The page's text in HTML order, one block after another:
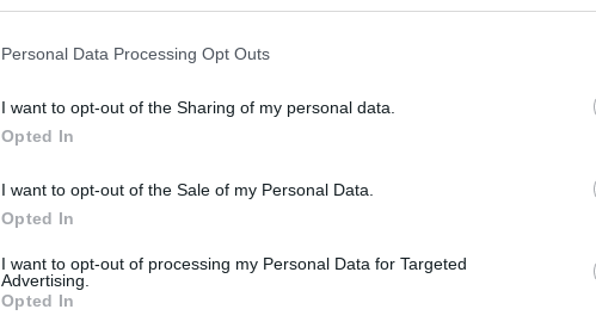
Personal Data Processing Opt Outs
I want to opt-out of the Sharing of my personal data.
Opted In
I want to opt-out of the Sale of my Personal Data.
Opted In
I want to opt-out of processing my Personal Data for Targeted
Advertising.
Opted In
presentate in anteprima da Pietro Labriola, Amministratore
dell’Italian Tech Week. Apripista del progetto sarà il Comune di
Caratterizzate da un design completamente rinnovato, le
applicazioni sensoristiche che consentiranno anche alle persone
alle informazioni e ai servizi digitali in modo personalizzato, semplice
Le nuove cabine rappresenteranno per i cittadini una vera e
di ricarica degli smartphone, di pagamenti digitali e ticketing, di